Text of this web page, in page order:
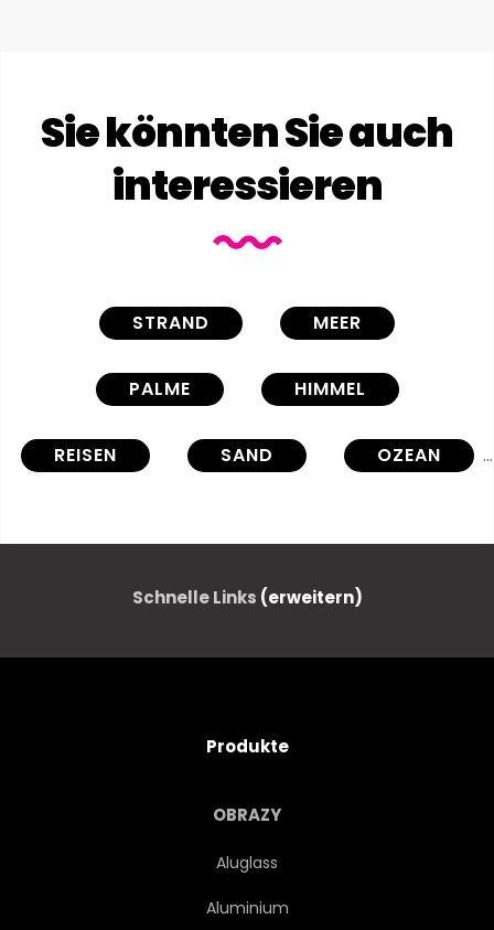
Sie könnten Sie auch
interessieren
STRAND MEER
PALME HIMMEL
REISEN SAND OZEAN
SOMMER AUTOS
WASSER URLAUB
Schnelle Links (erweitern)
Produkte
OBRAZY
Aluglass
Aluminium